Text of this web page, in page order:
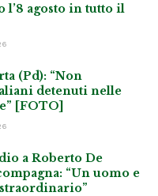
agosto in tutto il
(Pd): “Non
detenuti nelle
[FOTO]
a Roberto De
“Un uomo e